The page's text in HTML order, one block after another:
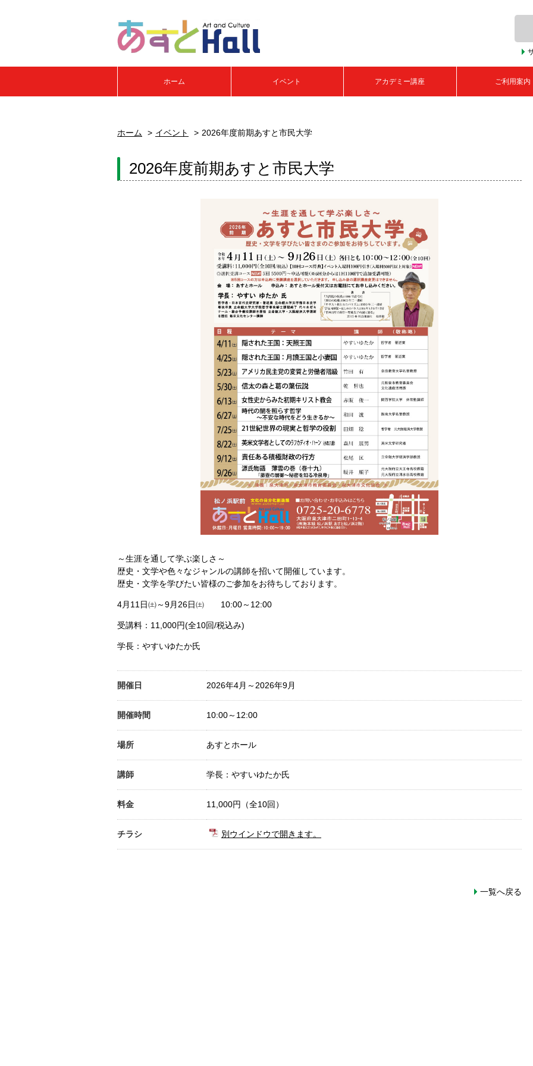
ホーム イベント アカデミー講座 ご利用案内
ホーム イベント 2026年度前期あすと市民大学
2026年度前期あすと市民大学
～生涯を通して学ぶ楽しさ～
歴史・文学や色々なジャンルの講師を招いて開催しています。
歴史・文学を学びたい皆様のご参加をお待ちしております。
4月11日㈯～9月26日㈯ 10:00～12:00
受講料：11,000円(全10回/税込み)
学長：やすいゆたか氏
開催日 2026年4月～2026年9月
開催時間 10:00～12:00
場所 あすとホール
講師 学長：やすいゆたか氏
料金 11,000円（全10回）
チラシ 別ウインドウで開きます。
一覧へ戻る